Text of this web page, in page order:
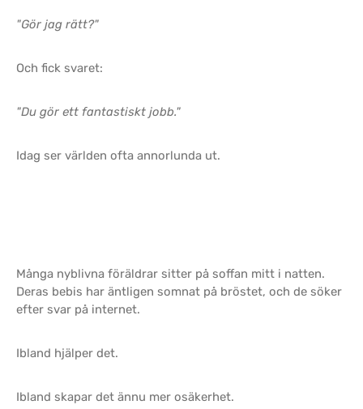
"Gör jag rätt?"
Och fick svaret:
"Du gör ett fantastiskt jobb."
Idag ser världen ofta annorlunda ut.
Många nyblivna föräldrar sitter på soffan mitt i natten.
Deras bebis har äntligen somnat på bröstet, och de söker
efter svar på internet.
Ibland hjälper det.
Ibland skapar det ännu mer osäkerhet.